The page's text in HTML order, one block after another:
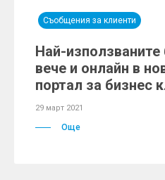
Съобщения за клиенти
Най-използваните
вече и онлайн в
портал за бизнес
29 март 2021
Още